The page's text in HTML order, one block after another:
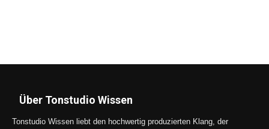
Über Tonstudio Wissen
Tonstudio Wissen liebt den hochwertig produzierten Klang, der